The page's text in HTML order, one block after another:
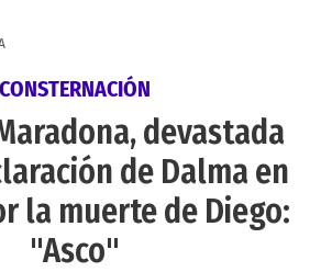
CONSTERNACIÓN
devastada
de Dalma en
la muerte de Diego:
"Asco"